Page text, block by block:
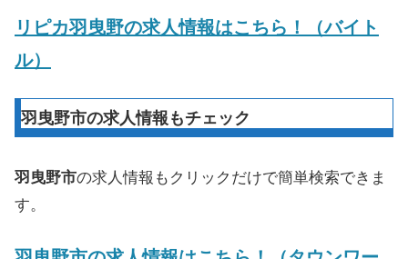
リピカ羽曳野の求人情報はこちら！（バイト
ル）
羽曳野市の求人情報もチェック
羽曳野市の求人情報もクリックだけで簡単検索できま
す。